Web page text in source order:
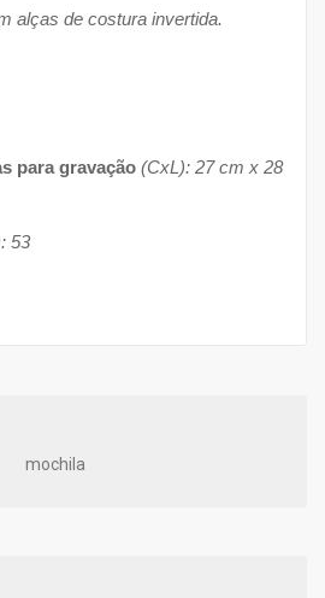
alças de costura invertida.
para gravação (CxL): 27 cm x 28
53
mochila